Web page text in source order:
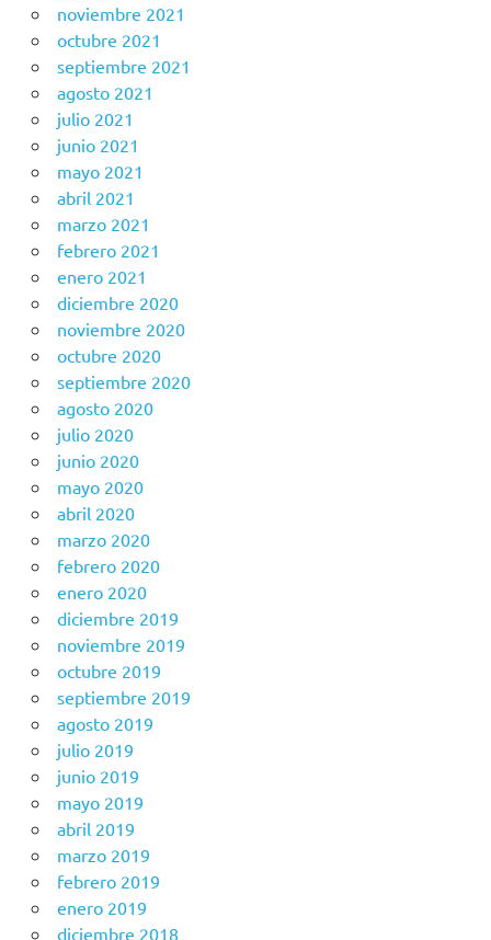
noviembre 2021
octubre 2021
septiembre 2021
agosto 2021
julio 2021
junio 2021
mayo 2021
abril 2021
marzo 2021
febrero 2021
enero 2021
diciembre 2020
noviembre 2020
octubre 2020
septiembre 2020
agosto 2020
julio 2020
junio 2020
mayo 2020
abril 2020
marzo 2020
febrero 2020
enero 2020
diciembre 2019
noviembre 2019
octubre 2019
septiembre 2019
agosto 2019
julio 2019
junio 2019
mayo 2019
abril 2019
marzo 2019
febrero 2019
enero 2019
diciembre 2018